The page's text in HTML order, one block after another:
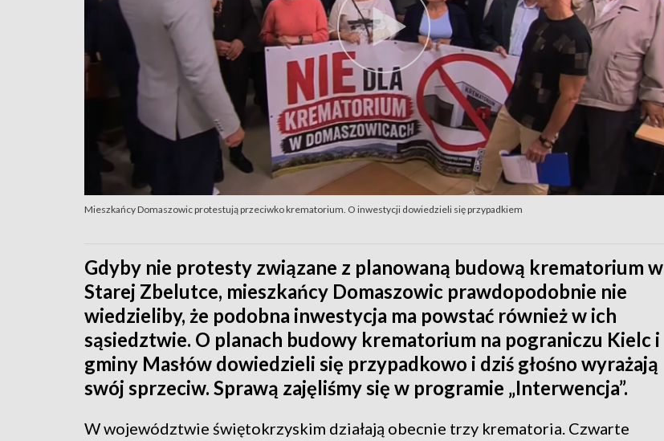
Mieszkańcy Domaszowic protestują przeciwko krematorium. O inwestycji dowiedzieli się przypadkiem
Gdyby nie protesty związane z planowaną budową krematorium w
Starej Zbelutce, mieszkańcy Domaszowic prawdopodobnie nie
wiedzieliby, że podobna inwestycja ma powstać również w ich
sąsiedztwie. O planach budowy krematorium na pograniczu Kielc i
gminy Masłów dowiedzieli się przypadkowo i dziś głośno wyrażają
swój sprzeciw. Sprawą zajęliśmy się w programie „Interwencja”.
W województwie świętokrzyskim działają obecnie trzy krematoria. Czwarte